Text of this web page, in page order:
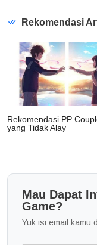
Rekomendasi
Rekomendasi PP
yang Tidak Alay
Mau Dapat
Game?
Yuk isi email kamu